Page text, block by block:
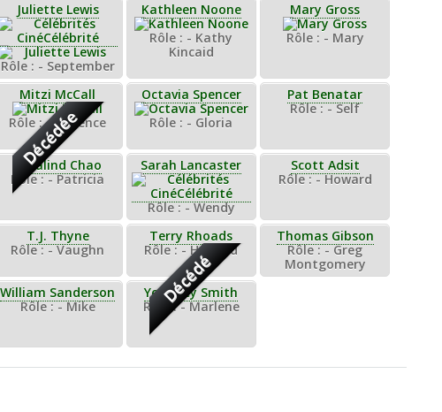
Juliette Lewis
Rôle : - September
Kathleen Noone
Rôle : - Kathy
Kincaid
Mary Gross
Rôle : - Mary
Mitzi McCall
Décédée
Rôle : - Florence
Octavia Spencer
Rôle : - Gloria
Pat Benatar
Rôle : - Self
Rosalind Chao
Rôle : - Patricia
Sarah Lancaster
Rôle : - Wendy
Scott Adsit
Rôle : - Howard
T.J. Thyne
Rôle : - Vaughn
Terry Rhoads
Décédé
Rôle : - Howard
Thomas Gibson
Rôle : - Greg
Montgomery
William Sanderson
Rôle : - Mike
Yeardley Smith
Rôle : - Marlene